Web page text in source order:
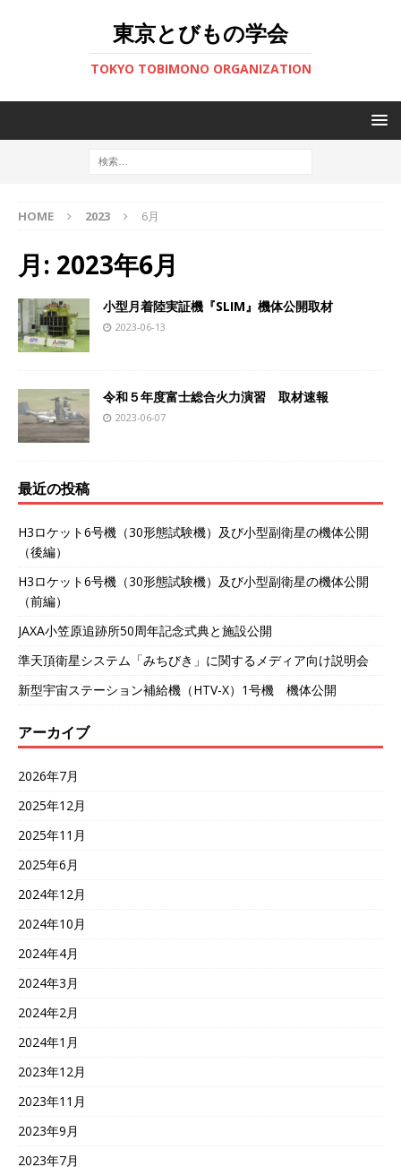
東京とびもの学会
TOKYO TOBIMONO ORGANIZATION
HOME 2023 6月
月: 2023年6月
小型月着陸実証機『SLIM』機体公開取材
2023-06-13
令和５年度富士総合火力演習 取材速報
2023-06-07
最近の投稿
H3ロケット6号機（30形態試験機）及び小型副衛星の機体公開
（後編）
H3ロケット6号機（30形態試験機）及び小型副衛星の機体公開
（前編）
JAXA小笠原追跡所50周年記念式典と施設公開
準天頂衛星システム「みちびき」に関するメディア向け説明会
新型宇宙ステーション補給機（HTV-X）1号機 機体公開
アーカイブ
2026年7月
2025年12月
2025年11月
2025年6月
2024年12月
2024年10月
2024年4月
2024年3月
2024年2月
2024年1月
2023年12月
2023年11月
2023年9月
2023年7月